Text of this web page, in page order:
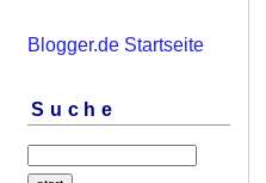
Blogger.de Startseite
Suche